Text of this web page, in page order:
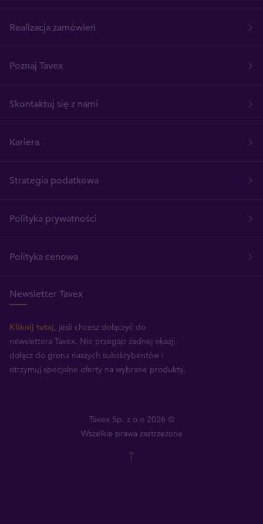
Realizacja zamówień
Poznaj Tavex
Skontaktuj się z nami
Kariera
Strategia podatkowa
Polityka prywatności
Polityka cenowa
Newsletter Tavex
Kliknij tutaj, jeśli chcesz dołączyć do
newslettera Tavex. Nie przegap żadnej okazji,
dołącz do grona naszych subskrybentów i
otrzymuj specjalne oferty na wybrane produkty.
Tavex Sp. z o.o 2026 ©
Wszelkie prawa zastrzeżone